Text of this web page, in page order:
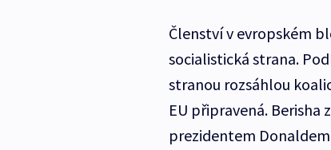
Členství v evropském
socialistická strana.
stranou rozsáhlou
EU připravená.
prezidentem